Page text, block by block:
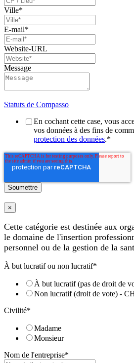
Ville*
E-mail*
Website-URL
Message
Statuts de Compasso
En cochant cette case, vous
vos données à des fins de
protection des données.*
×
Cette catégorie est destinée aux
le domaine de l'insertion
personnel ou de la gestion de la
À but lucratif ou non lucratif*
À but lucratif (pas de droit de
Non lucratif (droit de vote) -
Civilité*
Madame
Monsieur
Nom de l'entreprise*